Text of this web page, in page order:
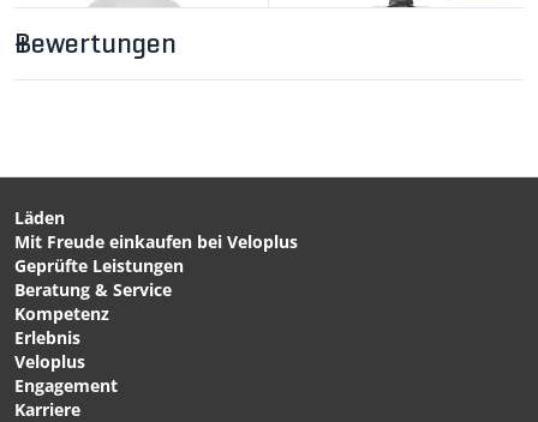
Carbon UD / schwarz von
Kunststoff / black von
CHF 6.90
MOVE MYPLANET
Trinkverschluss mit
Silkonnippel / transparent
von SIGG
CHF 99.90
Bewertungen
Läden
Mit Freude einkaufen bei Veloplus
Geprüfte Leistungen
Beratung & Service
Kompetenz
Erlebnis
Veloplus
Engagement
Karriere